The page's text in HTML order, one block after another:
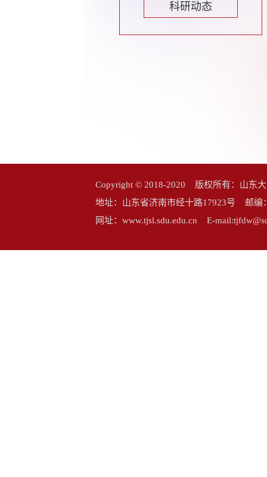
科研动态
Copyright © 2018-2020 版权所有：山东
地址：山东省济南市经十路17923号 邮
网址：www.tjsl.sdu.edu.cn E-